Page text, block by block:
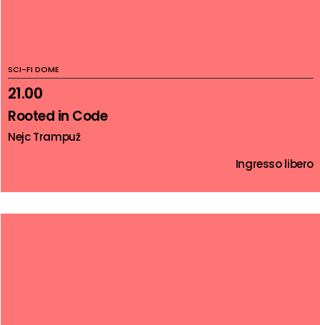
SCI-FI DOME
21.00
Rooted in Code
Nejc Trampuž
Ingresso libero